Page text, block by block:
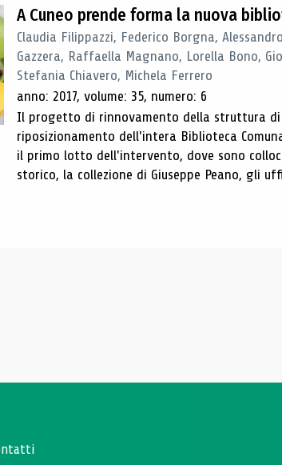
A Cuneo prende forma la nuova
Claudia Filippazzi, Federico Borgna,
Gazzera, Raffaella Magnano, Lorella Bono,
Stefania Chiavero, Michela Ferrero
anno: 2017, volume: 35, numero: 6
Il progetto di rinnovamento della struttura di
riposizionamento dell'intera Biblioteca
il primo lotto dell'intervento, dove sono
storico, la collezione di Giuseppe Peano, gli